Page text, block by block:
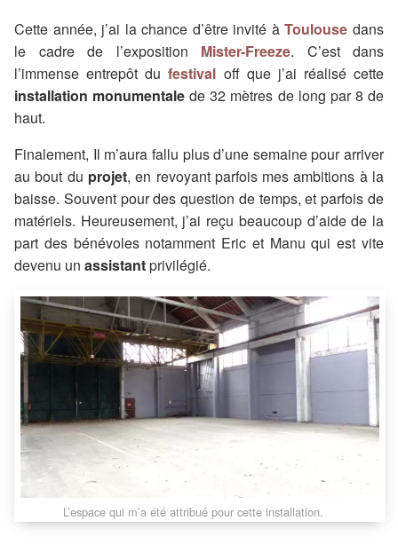
Cette année, j’ai la chance d’être invité àToulouse dans
le cadre de l’exposition Mister-Freeze. C’est dans
l’immense entrepôt dufestival off que j’ai réalisé cette
installation monumentale de 32 mètres de long par 8 de
haut.
Finalement, Il m’aura fallu plus d’une semaine pour arriver
au bout du projet, en revoyant parfois mes ambitions à la
baisse. Souvent pour des question de temps, et parfois de
matériels. Heureusement, j’ai reçu beaucoup d’aide de la
part des bénévoles notamment Eric et Manu qui est vite
devenu un assistantprivilégié.
L’espace qui m’a été attribué pour cette installation.